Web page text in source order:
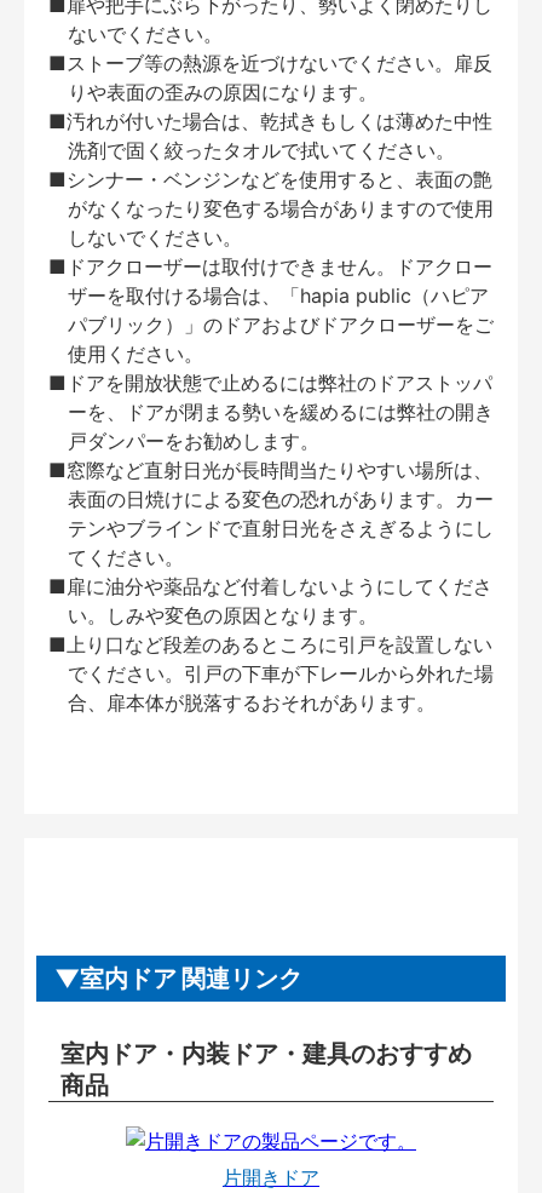
■扉や把手にぶら下がったり、勢いよく閉めたりし
ないでください。
■ストーブ等の熱源を近づけないでください。扉反
りや表面の歪みの原因になります。
■汚れが付いた場合は、乾拭きもしくは薄めた中性
洗剤で固く絞ったタオルで拭いてください。
■シンナー・ベンジンなどを使用すると、表面の艶
がなくなったり変色する場合がありますので使用
しないでください。
■ドアクローザーは取付けできません。ドアクロー
ザーを取付ける場合は、「hapia public（ハピア
パブリック）」のドアおよびドアクローザーをご
使用ください。
■ドアを開放状態で止めるには弊社のドアストッパ
ーを、ドアが閉まる勢いを緩めるには弊社の開き
戸ダンパーをお勧めします。
■窓際など直射日光が長時間当たりやすい場所は、
表面の日焼けによる変色の恐れがあります。カー
テンやブラインドで直射日光をさえぎるようにし
てください。
■扉に油分や薬品など付着しないようにしてくださ
い。しみや変色の原因となります。
■上り口など段差のあるところに引戸を設置しない
でください。引戸の下車が下レールから外れた場
合、扉本体が脱落するおそれがあります。
室内ドア 関連リンク
室内ドア・内装ドア・建具のおすすめ
商品
片開きドア